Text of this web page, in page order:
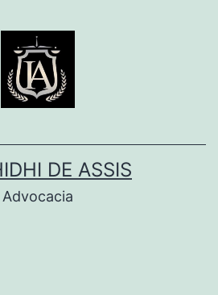
DE ASSIS
Advocacia